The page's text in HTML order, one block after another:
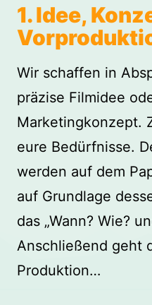
1. Idee,
Wir schaffen in
präzise Filmidee
Marketingkonzept.
eure Bedürfnisse.
werden auf dem
auf Grundlage
das „Wann? Wie?
Anschließend geht
Produktion…